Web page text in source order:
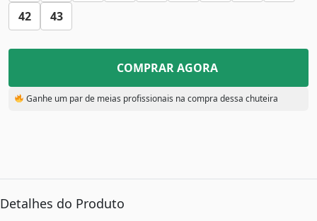
42
43
COMPRAR AGORA
Ganhe um par de meias profissionais na compra dessa chuteira
Detalhes do Produto